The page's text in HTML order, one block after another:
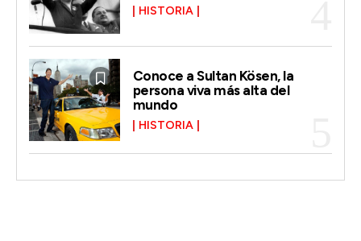
HISTORIA
Conoce a Sultan Kösen, la
persona viva más alta del
mundo
HISTORIA